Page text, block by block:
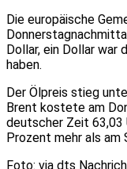
Die europäische
Dollar, ein Dollar war
haben.
Der Ölpreis stieg
Brent kostete am
deutscher Zeit 63,03
Prozent mehr als am
Foto: via dts